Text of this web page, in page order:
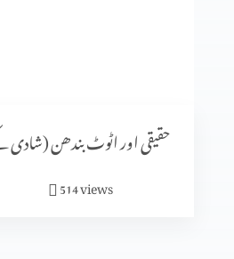
شادی کا الٰہی منصوبہ (حصہ 4)
514views